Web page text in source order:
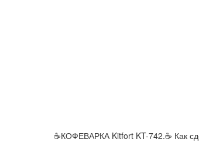
☕️КОФЕВАРКА Kitfort KT-742.☕️ Как